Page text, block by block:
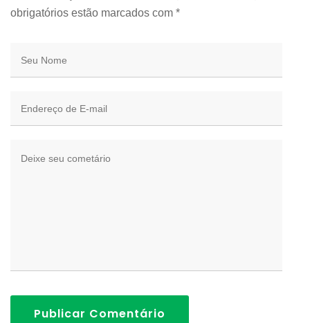
obrigatórios estão marcados com *
Publicar Comentário